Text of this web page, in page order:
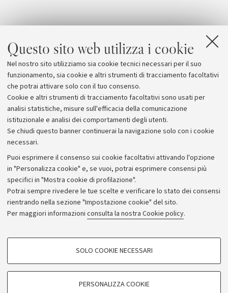
Questo sito web utilizza i cookie
Nel nostro sito utilizziamo sia cookie tecnici necessari per il suo
funzionamento, sia cookie e altri strumenti di tracciamento facoltativi
che potrai attivare solo con il tuo consenso.
Cookie e altri strumenti di tracciamento facoltativi sono usati per
analisi statistiche, misure sull'efficacia della comunicazione
istituzionale e analisi dei comportamenti degli utenti.
Se chiudi questo banner continuerai la navigazione solo con i cookie
necessari.
Puoi esprimere il consenso sui cookie facoltativi attivando l'opzione
in "Personalizza cookie" e, se vuoi, potrai esprimere consensi più
specifici in "Mostra cookie di profilazione".
Potrai sempre rivedere le tue scelte e verificare lo stato dei consensi
rientrando nella sezione "Impostazione cookie" del sito.
Per maggiori informazioni consulta la nostra Cookie policy.
COOKIE DI PROFILAZIONE - FACOLTATIVI
SOLO COOKIE NECESSARI
PERSONALIZZA COOKIE
Archivio
Comunicati stampa
Redazione
Rassegna stampa
© Copyright 2026 - ALMA MATER STUDIORUM - Università di